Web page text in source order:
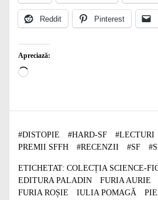
Reddit Pinterest
Apreciază:
Încarc...
#DISTOPIE #HARD-SF #LECTURI
PREMII SFFH
#RECENZII #SF #
ETICHETAT: COLECȚIA SCIENCE-
EDITURA PALADIN
FURIA AURIE
FURIA ROȘIE
IULIA POMAGĂ